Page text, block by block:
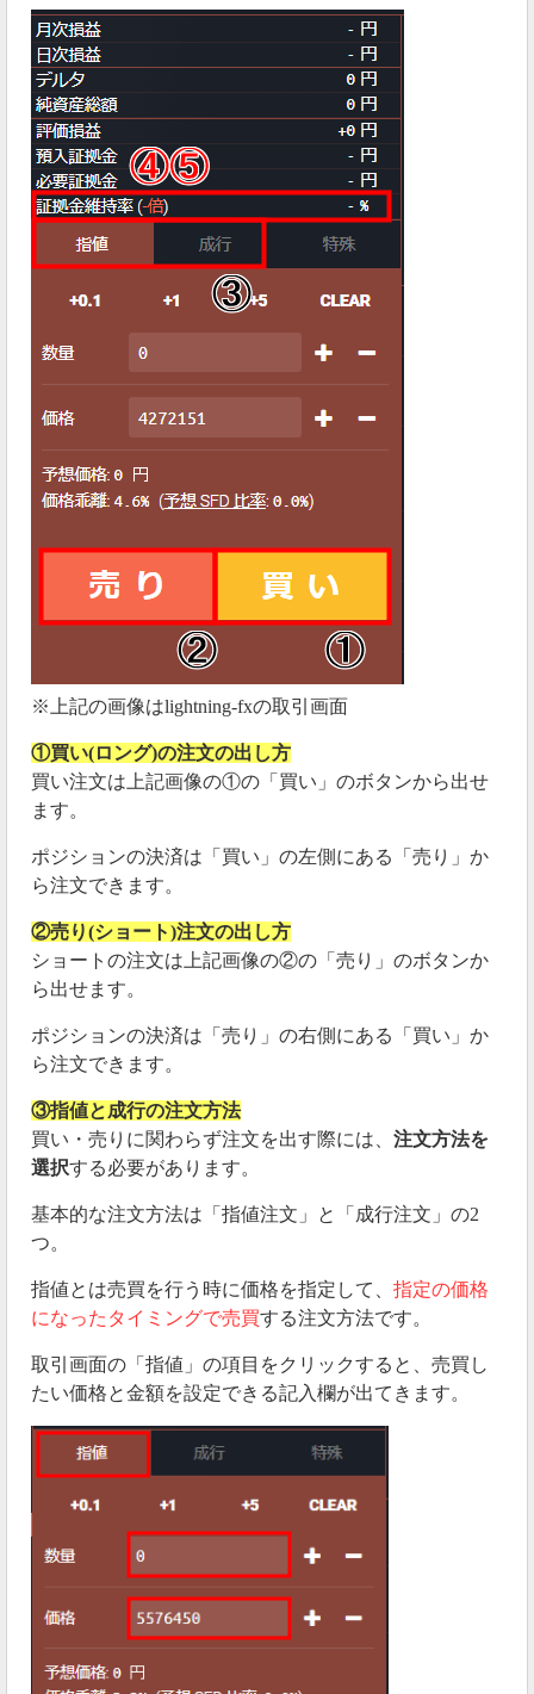
※上記の画像はlightning-fxの取引画面
①買い(ロング)の注文の出し方
買い注文は上記画像の①の「買い」のボタンから出せ
ます。
ポジションの決済は「買い」の左側にある「売り」か
ら注文できます。
②売り(ショート)注文の出し方
ショートの注文は上記画像の②の「売り」のボタンか
ら出せます。
ポジションの決済は「売り」の右側にある「買い」か
ら注文できます。
③指値と成行の注文方法
買い・売りに関わらず注文を出す際には、 注文方法を
選択する必要があります。
基本的な注文方法は「指値注文」と「成行注文」の2
つ。
指値とは売買を行う時に価格を指定して、 指定の価格
になったタイミングで売買する注文方法です。
取引画面の「指値」の項目をクリックすると、売買し
たい価格と金額を設定できる記入欄が出てきます。